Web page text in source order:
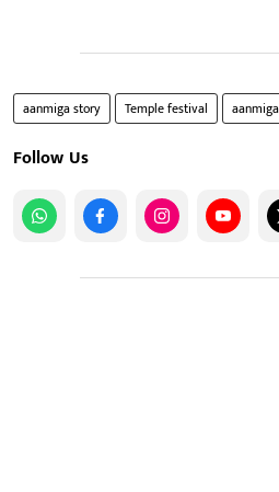
aanmiga story Temple festival
Follow Us